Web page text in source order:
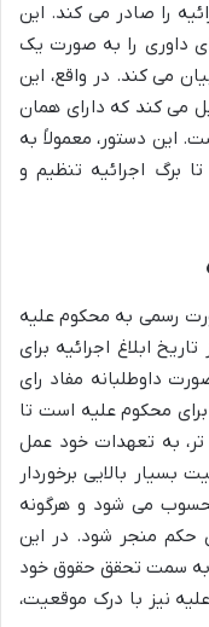
را صادر می کند. این
داوری را به صورت یک
می کند. در واقع، این
می کند که دارای همان
این دستور، معمولاً به
برگ اجرائیه تنظیم و
رسمی به محکوم علیه
تاریخ ابلاغ اجرائیه برای
داوطلبانه مفاد رای
برای محکوم علیه است تا
تر، به تعهدات خود عمل
بسیار بالایی برخوردار
آغاز مهلت 10 روزه محسوب می شود و هرگونه
حکم منجر شود. در این
به سمت تحقق حقوق خود
نیز با درک موقعیت،